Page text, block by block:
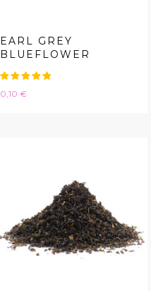
EARL GREY
BLUEFLOWER
Hinta
0,10 €